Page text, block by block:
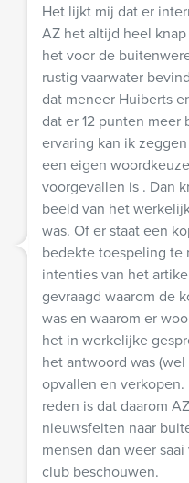
Het lijkt mij dat er
AZ het altijd heel
het voor de
rustig vaarwater
dat meneer Huiberts
dat er 12 punten meer
ervaring kan ik
een eigen
voorgevallen is . Dan
beeld van het
was. Of er staat een
bedekte toespeling te
intenties van het
gevraagd waarom de
was en waarom er
het in werkelijke
het antwoord was
opvallen en
reden is dat daarom
nieuwsfeiten naar
mensen dan weer
club beschouwen.